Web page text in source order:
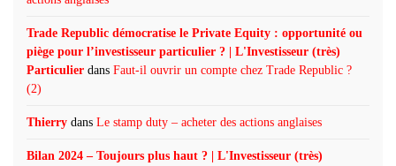
Trade Republic démocratise le Private Equity : opportunité ou
piège pour l’investisseur particulier ? | L'Investisseur (très)
Particulier dans Faut-il ouvrir un compte chez Trade Republic ?
(2)
Thierry dans Le stamp duty – acheter des actions anglaises
Bilan 2024 – Toujours plus haut ? | L'Investisseur (très)